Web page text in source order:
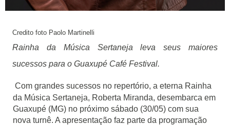
Credito foto Paolo Martinelli
Rainha da Música Sertaneja leva seus maiores
sucessos para o Guaxupé Café Festival.
Com grandes sucessos no repertório, a eterna Rainha
da Música Sertaneja, Roberta Miranda, desembarca em
Guaxupé (MG) no próximo sábado (30/05) com sua
nova turnê. A apresentação faz parte da programação